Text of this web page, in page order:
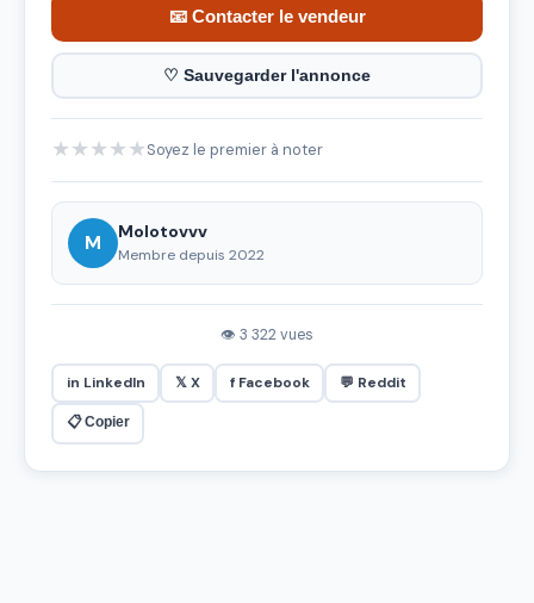
📧 Contacter le vendeur
♡ Sauvegarder l'annonce
★★★★★Soyez le premier à noter
M Molotovvv
Membre depuis 2022
👁 3 322 vues
in LinkedIn 𝕏 X f Facebook 💬 Reddit
📋 Copier